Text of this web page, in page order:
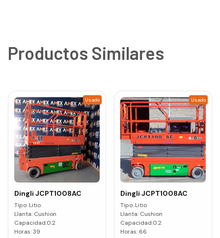
Productos Similares
Dingli JCPT1008AC
Tipo: Litio
Llanta: Cushion
Capacidad:0.2
Horas:39
Usado
Dingli JCPT1008AC
Tipo: Litio
Llanta: Cushion
Capacidad:0.2
Horas: 66
Usado